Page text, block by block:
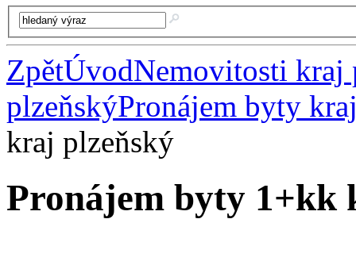
ZpětÚvodNemovitosti kraj
plzeňskýPronájem byty
kraj plzeňský
Pronájem byty 1+kk